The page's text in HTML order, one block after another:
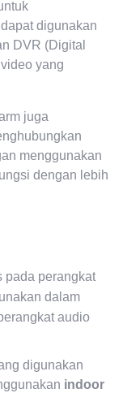
dapat digunakan
DVR (Digital
yang
juga
menggunakan
dengan lebih
pada perangkat
dalam
audio
digunakan
indoor